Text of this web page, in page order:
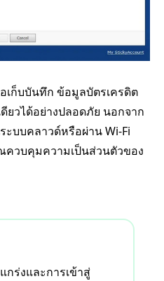
เก็บบันทึก ข้อมูลบัตรเครดิต
ยวได้อย่างปลอดภัย นอกจาก
บบคลาวด์หรือผ่าน Wi-Fi
วบคุมความเป็นส่วนตัวของ
กร่งและการเข้าสู่